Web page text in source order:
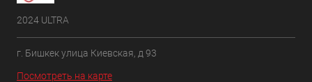
2024 ULTRA
г. Бишкек улица Киевская, д 93
Посмотреть на карте